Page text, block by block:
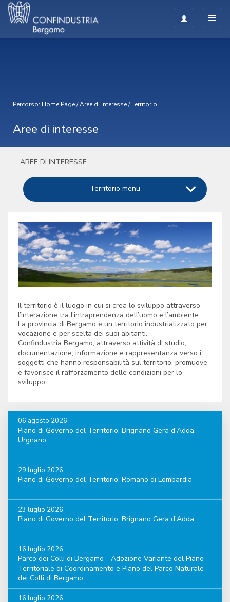
Percorso: Home Page/Aree di interesse/Territorio
Aree di interesse
AREE DI INTERESSE
Territorio menu
Il territorio è il luogo in cui si crea lo sviluppo attraverso
l’interazione tra l’intraprendenza dell’uomo e l’ambiente.
La provincia di Bergamo è un territorio industrializzato per
vocazione e per scelta dei suoi abitanti.
Confindustria Bergamo, attraverso attività di studio,
documentazione, informazione e rappresentanza verso i
soggetti che hanno responsabilità sul territorio, promuove
e favorisce il rafforzamento delle condizioni per lo
sviluppo.
06 agosto 2026
Piano di Governo del Territorio: Brignano Gera d'Adda,
Urgnano
29 luglio 2026
Piano di Governo del Territorio: Romano di Lombardia
23 luglio 2026
Piano di Governo del Territorio: Brignano Gera d'Adda
16 luglio 2026
Parco dei Colli di Bergamo - Adozione Variante del Piano
Territoriale di Coordinamento e Piano del Parco Naturale
dei Colli di Bergamo
16 luglio 2026